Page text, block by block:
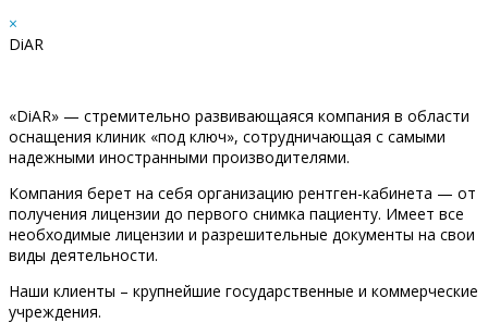
×
DiAR
«DiAR» — стремительно развивающаяся компания в области
оснащения клиник «под ключ», сотрудничающая с самыми
надежными иностранными производителями.
Компания берет на себя организацию рентген-кабинета — от
получения лицензии до первого снимка пациенту. Имеет все
необходимые лицензии и разрешительные документы на свои
виды деятельности.
Наши клиенты – крупнейшие государственные и коммерческие
учреждения.